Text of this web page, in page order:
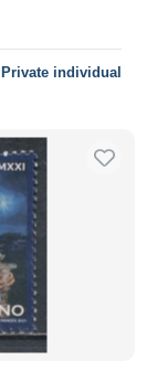
Private individual